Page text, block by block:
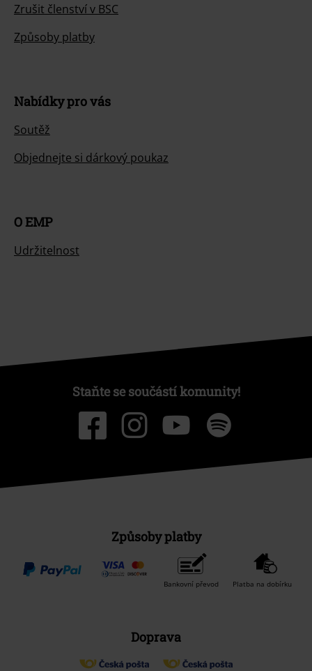
Zrušit členství v BSC
Způsoby platby
Nabídky pro vás
Soutěž
Objednejte si dárkový poukaz
O EMP
Udržitelnost
Staňte se součástí komunity!
Způsoby platby
Bankovní převod Platba na dobírku
Doprava